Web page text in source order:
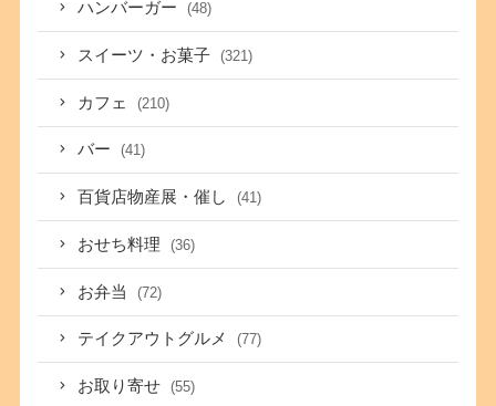
ハンバーガー (48)
スイーツ・お菓子 (321)
カフェ (210)
バー (41)
百貨店物産展・催し (41)
おせち料理 (36)
お弁当 (72)
テイクアウトグルメ (77)
お取り寄せ (55)